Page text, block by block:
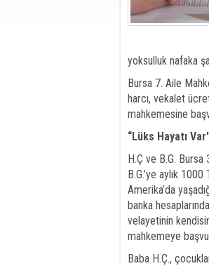
yoksulluk nafaka
Bursa 7. Aile
harcı, vekalet
mahkemesine
“Lüks Hayatı
H.Ç ve B.G. Bursa
B.G.’ye aylık
Amerika’da
banka
velayetinin
mahkemeye
Baba H.Ç.,